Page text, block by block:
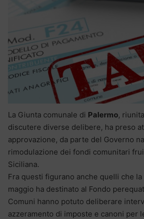
La Giunta comunale di Palermo,
discutere diverse delibere, ha preso
approvazione, da parte del Governo
rimodulazione dei fondi comunitari
Siciliana.
Fra questi figurano anche quelli che
maggio ha destinato al Fondo
Comuni hanno potuto deliberare
azzeramento di imposte e canoni per